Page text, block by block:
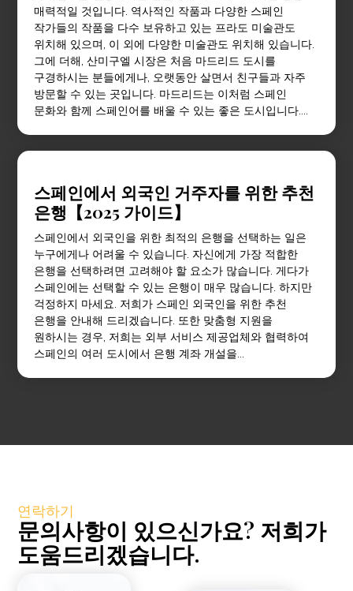
매력적일 것입니다. 역사적인 작품과 다양한 스페인
작가들의 작품을 다수 보유하고 있는 프라도 미술관도
위치해 있으며, 이 외에 다양한 미술관도 위치해 있습니다.
그에 더해, 산미구엘 시장은 처음 마드리드 도시를
구경하시는 분들에게나, 오랫동안 살면서 친구들과 자주
방문할 수 있는 곳입니다. 마드리드는 이처럼 스페인
문화와 함께 스페인어를 배울 수 있는 좋은 도시입니다....
스페인에서 외국인 거주자를 위한 추천
은행【2025 가이드】
스페인에서 외국인을 위한 최적의 은행을 선택하는 일은
누구에게나 어려울 수 있습니다. 자신에게 가장 적합한
은행을 선택하려면 고려해야 할 요소가 많습니다. 게다가
스페인에는 선택할 수 있는 은행이 매우 많습니다. 하지만
걱정하지 마세요. 저희가 스페인 외국인을 위한 추천
은행을 안내해 드리겠습니다. 또한 맞춤형 지원을
원하시는 경우, 저희는 외부 서비스 제공업체와 협력하여
스페인의 여러 도시에서 은행 계좌 개설을...
연락하기
문의사항이 있으신가요? 저희가
도움드리겠습니다.